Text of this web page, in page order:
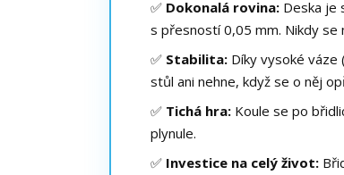
✅ Dokonalá rovina: Deska je
s přesností 0,05 mm. Nikdy se
✅ Stabilita: Díky vysoké
stůl ani nehne, když se o něj
✅ Tichá hra: Koule se po
plynule.
✅ Investice na celý život: